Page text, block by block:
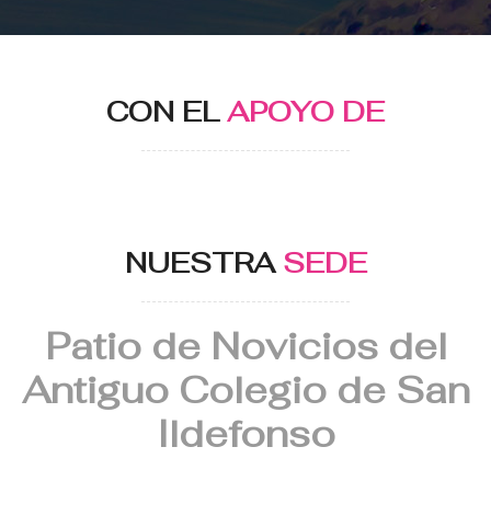
CON ELAPOYO DE
NUESTRASEDE
Patio de Novicios del
Antiguo Colegio de San
Ildefonso